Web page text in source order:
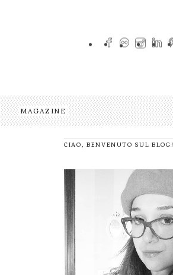
MAGAZINE
CIAO, BENVENUTO SUL BLOG!